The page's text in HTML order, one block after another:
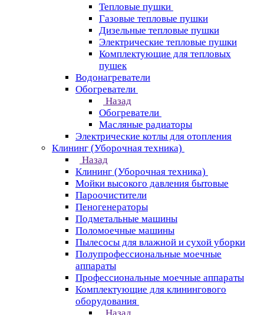
Тепловые пушки
Газовые тепловые пушки
Дизельные тепловые пушки
Электрические тепловые пушки
Комплектующие для тепловых
пушек
Водонагреватели
Обогреватели
Назад
Обогреватели
Масляные радиаторы
Электрические котлы для отопления
Клининг (Уборочная техника)
Назад
Клининг (Уборочная техника)
Мойки высокого давления бытовые
Пароочистители
Пеногенераторы
Подметальные машины
Поломоечные машины
Пылесосы для влажной и сухой уборки
Полупрофессиональные моечные
аппараты
Профессиональные моечные аппараты
Комплектующие для клинингового
оборудования